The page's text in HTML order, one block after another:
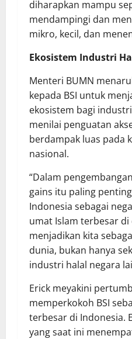
diharapkan mampu
mendampingi dan
mikro, kecil, dan
Ekosistem Industri
Menteri BUMN
kepada BSI untuk
ekosistem bagi
menilai penguatan
berdampak luas pada
nasional.
“Dalam
gains itu paling
Indonesia sebagai
umat Islam terbesar
menjadikan kita
dunia, bukan hanya
industri halal negara
Erick meyakini
memperkokoh BSI
terbesar di Indonesia.
yang saat ini